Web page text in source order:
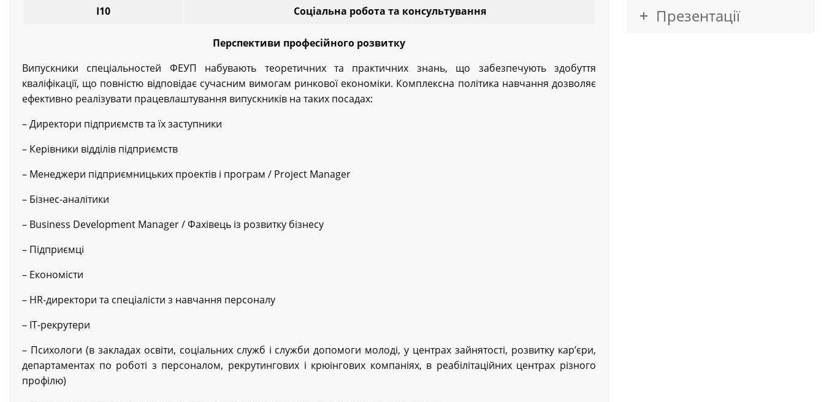
І10
Соціальна робота та консультування
Перспективи професійного розвитку
Випускники спеціальностей ФЕУП набувають теоретичних та практичних знань, що забезпечують здобуття
кваліфікації, що повністю відповідає сучасним вимогам ринкової економіки. Комплексна політика навчання дозволяє
ефективно реалізувати працевлаштування випускників на таких посадах:
– Директори підприємств та їх заступники
– Керівники відділів підприємств
– Менеджери підприємницьких проектів і програм / Project Manager
– Бізнес-аналітики
– Business Development Manager / Фахівець із розвитку бізнесу
– Підприємці
– Економісти
– HR-директори та спеціалісти з навчання персоналу
– IT-рекрутери
– Психологи (в закладах освіти, соціальних служб і служби допомоги молоді, у центрах зайнятості, розвитку кар’єри,
департаментах по роботі з персоналом, рекрутингових і крюінгових компаніях, в реабілітаційних центрах різного
профілю)
Презентації